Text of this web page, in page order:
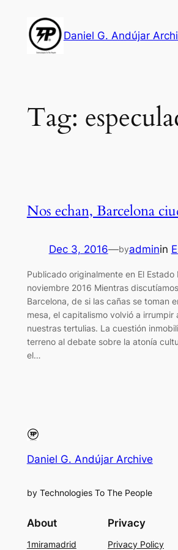
content
Daniel G. Andújar
Tag:
Nos echan, Barcelona
Dec 3, 2016—byadminin
Publicado originalmente en El Estado
noviembre 2016 Mientras
Barcelona, de si las cañas se toman
mesa, el capitalismo volvió a irrumpir
nuestras tertulias. La cuestión
terreno al debate sobre la atonía
el…
Daniel G. Andújar Archive
by Technologies To The People
About
1miramadrid
Privacy
Privacy Policy